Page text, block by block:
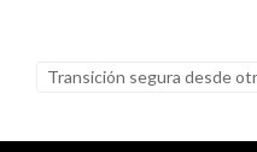
Transición segura desde